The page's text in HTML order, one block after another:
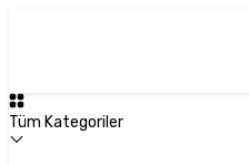
Tüm Kategoriler